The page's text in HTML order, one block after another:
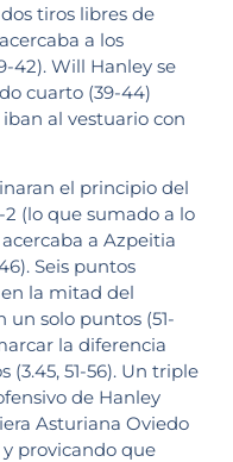
tiros libres de
a los
42). Will Hanley se
cuarto (39-44)
al vestuario con
el principio del
(lo que sumado a lo
a Azpeitia
Seis puntos
la mitad del
solo puntos (51-
la diferencia
51-56). Un triple
de Hanley
Asturiana Oviedo
provicando que